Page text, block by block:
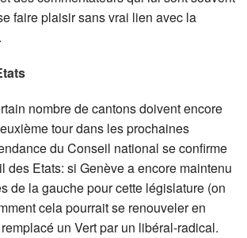
faire plaisir sans vrai lien avec la
nombre de cantons doivent encore
tour dans les prochaines
du Conseil national se confirme
des Etats: si Genève a encore maintenu
de la gauche pour cette législature (on
cela pourrait se renouveler en
un Vert par un libéral-radical.